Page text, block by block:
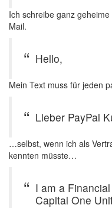
Ich schreibe ganz
Mail.
Hello,
Mein Text muss für jeden
Lieber PayPal
…selbst, wenn ich als
kennten müsste…
I am a
Capital One